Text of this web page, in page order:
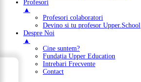
Profesori
▲
Profesori colaboratori
Devino si tu profesor Upper.School
Despre Noi
▲
Cine suntem?
Fundația Upper Education
Intrebari Frecvente
Contact